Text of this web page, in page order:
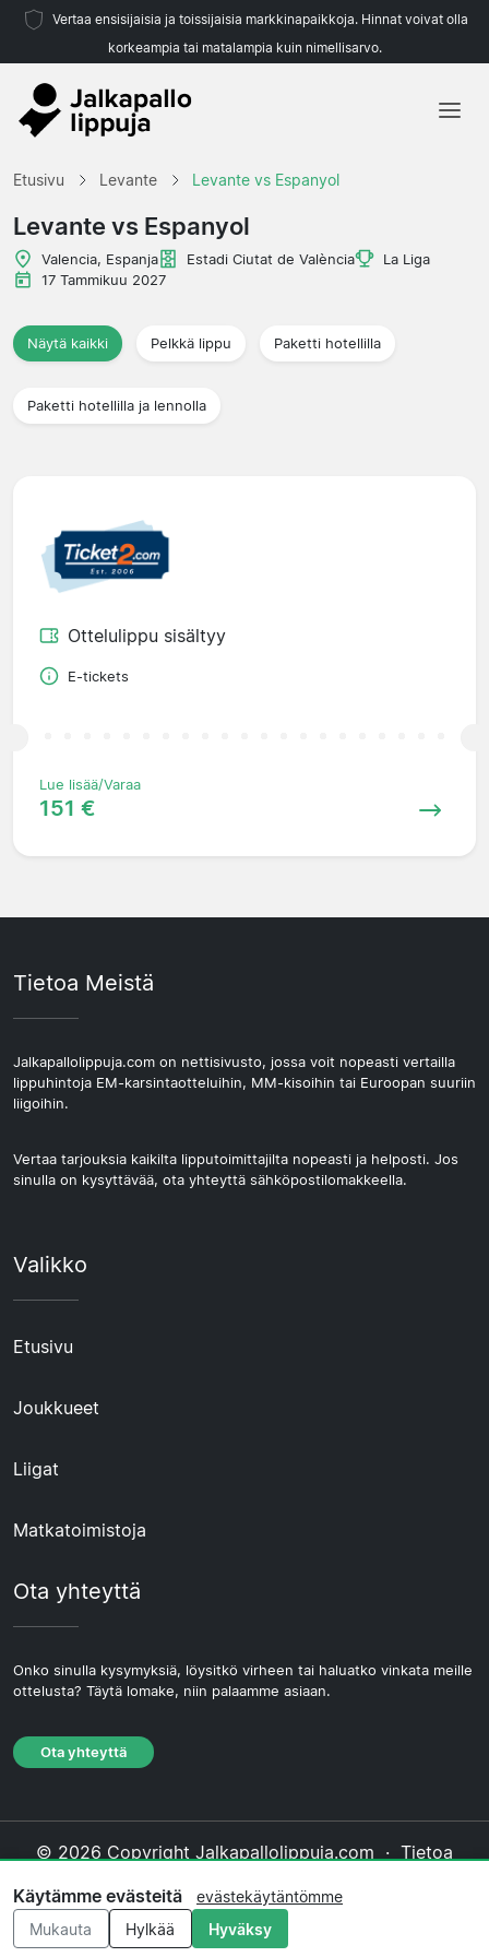
Vertaa ensisijaisia ja toissijaisia markkinapaikkoja. Hinnat voivat olla
korkeampia tai matalampia kuin nimellisarvo.
Etusivu Levante Levante vs Espanyol
Levante vs Espanyol
Valencia, Espanja Estadi Ciutat de València
La Liga
17 Tammikuu 2027
Näytä kaikki Pelkkä lippu Paketti hotellilla
Paketti hotellilla ja lennolla
Ottelulippu sisältyy
E-tickets
Lue lisää/Varaa
151 €
Tietoa Meistä
Jalkapallolippuja.com on nettisivusto, jossa voit nopeasti vertailla
lippuhintoja EM-karsintaotteluihin, MM-kisoihin tai Euroopan suuriin
liigoihin.
Vertaa tarjouksia kaikilta lipputoimittajilta nopeasti ja helposti. Jos
sinulla on kysyttävää, ota yhteyttä sähköpostilomakkeella.
Valikko
Etusivu
Joukkueet
Liigat
Matkatoimistoja
Ota yhteyttä
Onko sinulla kysymyksiä, löysitkö virheen tai haluatko vinkata meille
ottelusta? Täytä lomake, niin palaamme asiaan.
Ota yhteyttä
© 2026 Copyright Jalkapallolippuja.com · Tietoa
Evästekäytäntö·Toimituksellinen käytäntö
Käytämme evästeitä
evästekäytäntömme
Mukauta
Hylkää Hyväksy